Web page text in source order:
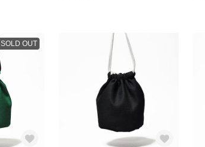
SOLD OUT